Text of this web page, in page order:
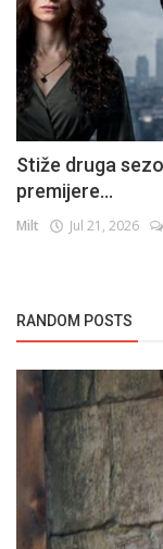
Stiže druga
premijere...
Milt Jul 21, 2026
RANDOM POSTS